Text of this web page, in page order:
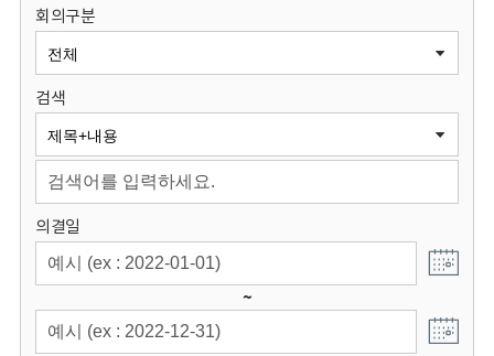
원
회
회의구분
검색
의결일
~